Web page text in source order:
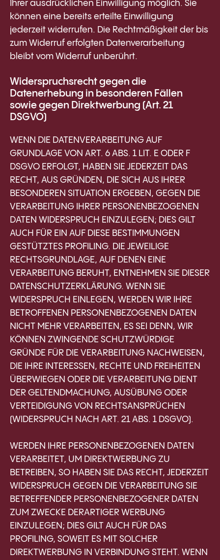
Ihrer ausdrücklichen Einwilligung möglich. Sie
können eine bereits erteilte Einwilligung
jederzeit widerrufen. Die Rechtmäßigkeit der bis
zum Widerruf erfolgten Datenverarbeitung
bleibt vom Widerruf unberührt.
Widerspruchsrecht gegen die
Datenerhebung in besonderen Fällen
sowie gegen Direktwerbung (Art. 21
DSGVO)
WENN DIE DATENVERARBEITUNG AUF
GRUNDLAGE VON ART. 6 ABS. 1 LIT. E ODER F
DSGVO ERFOLGT, HABEN SIE JEDERZEIT DAS
RECHT, AUS GRÜNDEN, DIE SICH AUS IHRER
BESONDEREN SITUATION ERGEBEN, GEGEN DIE
VERARBEITUNG IHRER PERSONENBEZOGENEN
DATEN WIDERSPRUCH EINZULEGEN; DIES GILT
AUCH FÜR EIN AUF DIESE BESTIMMUNGEN
GESTÜTZTES PROFILING. DIE JEWEILIGE
RECHTSGRUNDLAGE, AUF DENEN EINE
VERARBEITUNG BERUHT, ENTNEHMEN SIE DIESER
DATENSCHUTZERKLÄRUNG. WENN SIE
WIDERSPRUCH EINLEGEN, WERDEN WIR IHRE
BETROFFENEN PERSONENBEZOGENEN DATEN
NICHT MEHR VERARBEITEN, ES SEI DENN, WIR
KÖNNEN ZWINGENDE SCHUTZWÜRDIGE
GRÜNDE FÜR DIE VERARBEITUNG NACHWEISEN,
DIE IHRE INTERESSEN, RECHTE UND FREIHEITEN
ÜBERWIEGEN ODER DIE VERARBEITUNG DIENT
DER GELTENDMACHUNG, AUSÜBUNG ODER
VERTEIDIGUNG VON RECHTSANSPRÜCHEN
(WIDERSPRUCH NACH ART. 21 ABS. 1 DSGVO).
WERDEN IHRE PERSONENBEZOGENEN DATEN
VERARBEITET, UM DIREKTWERBUNG ZU
BETREIBEN, SO HABEN SIE DAS RECHT, JEDERZEIT
WIDERSPRUCH GEGEN DIE VERARBEITUNG SIE
BETREFFENDER PERSONENBEZOGENER DATEN
ZUM ZWECKE DERARTIGER WERBUNG
EINZULEGEN; DIES GILT AUCH FÜR DAS
PROFILING, SOWEIT ES MIT SOLCHER
DIREKTWERBUNG IN VERBINDUNG STEHT. WENN